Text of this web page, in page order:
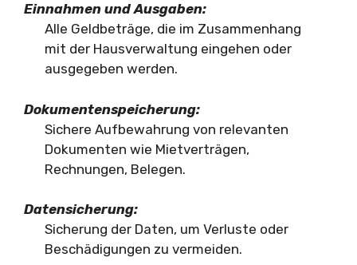
Einnahmen und Ausgaben:
Alle Geldbeträge, die im Zusammenhang
mit der Hausverwaltung eingehen oder
ausgegeben werden.
Dokumentenspeicherung:
Sichere Aufbewahrung von relevanten
Dokumenten wie Mietverträgen,
Rechnungen, Belegen.
Datensicherung:
Sicherung der Daten, um Verluste oder
Beschädigungen zu vermeiden.